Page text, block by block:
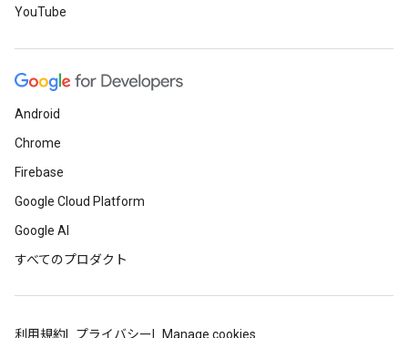
YouTube
Android
Chrome
Firebase
Google Cloud Platform
Google AI
すべてのプロダクト
利用規約 プライバシー Manage cookies